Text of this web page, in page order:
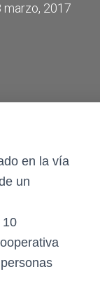
marzo, 2017
en la vía
un
10